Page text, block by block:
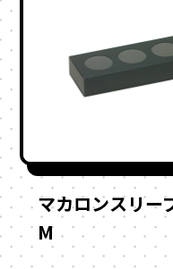
マカロンスリー
M